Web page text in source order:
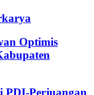
Optimis
PDI-Perjuangan